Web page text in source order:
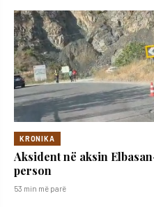
KRONIKA
Aksident në aksin
person
53 min më parë